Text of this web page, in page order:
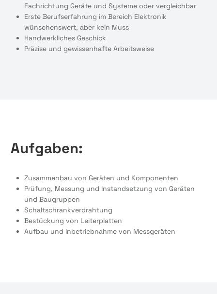
Fachrichtung Geräte und Systeme oder vergleichbar
Erste Berufserfahrung im Bereich Elektronik
wünschenswert, aber kein Muss
Handwerkliches Geschick
Präzise und gewissenhafte Arbeitsweise
Aufgaben:
Zusammenbau von Geräten und Komponenten
Prüfung, Messung und Instandsetzung von Geräten
und Baugruppen
Schaltschrankverdrahtung
Bestückung von Leiterplatten
Aufbau und Inbetriebnahme von Messgeräten